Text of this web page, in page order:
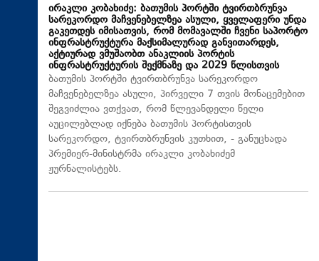
ირაკლი კობახიძე: ბათუმის პორტში ტვირთბრუნვა
სარეკორდო მაჩვენებელზეა ასული, ყველაფერი უნდა
გაკეთდეს იმისათვის, რომ მომავალში ჩვენი საპორტო
ინფრასტრუქტურა მაქსიმალურად განვითარდეს,
აქტიურად ვმუშაობთ ანაკლიის პორტის
ინფრასტრუქტურის შექმნაზე და 2029 წლისთვის
ბათუმის პორტში ტვირთბრუნვა სარეკორდო
მაჩვენებელზეა ასული, პირველი 7 თვის მონაცემებით
შეგვიძლია ვთქვათ, რომ წლევანდელი წელი
აუცილებლად იქნება ბათუმის პორტისთვის
სარეკორდო, ტვირთბრუნვის კუთხით, - განუცხადა
პრემიერ-მინისტრმა ირაკლი კობახიძემ
ჟურნალისტებს.